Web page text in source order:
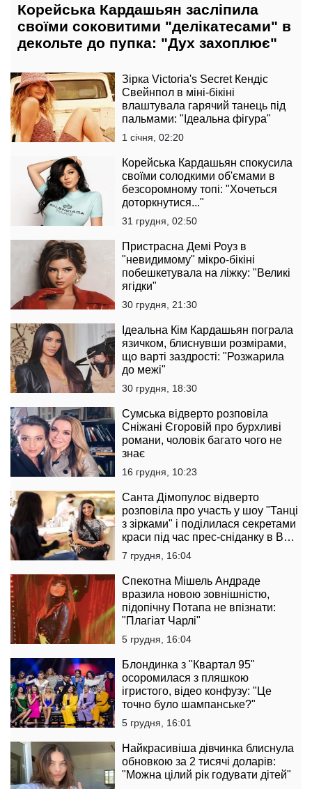
Корейська Кардашьян засліпила
своїми соковитими "делікатесами" в
декольте до пупка: "Дух захоплює"
Зірка Victoria's Secret Кендіс
Свейнпол в міні-бікіні
влаштувала гарячий танець під
пальмами: "Ідеальна фігура"
1 січня, 02:20
Корейська Кардашьян спокусила
своїми солодкими об'ємами в
безсоромному топі: "Хочеться
доторкнутися..."
31 грудня, 02:50
Пристрасна Демі Роуз в
"невидимому" мікро-бікіні
побешкетувала на ліжку: "Великі
ягідки"
30 грудня, 21:30
Ідеальна Кім Кардашьян пограла
язичком, блиснувши розмірами,
що варті заздрості: "Розжарила
до межі"
30 грудня, 18:30
Сумська відверто розповіла
Сніжані Єгоровій про бурхливі
романи, чоловік багато чого не
знає
16 грудня, 10:23
Санта Дімопулос відверто
розповіла про участь у шоу "Танці
з зірками" і поділилася секретами
краси під час прес-сніданку в B
Boutique Bar
7 грудня, 16:04
Спекотна Мішель Андраде
вразила новою зовнішністю,
підопічну Потапа не впізнати:
"Плагіат Чарлі"
5 грудня, 16:04
Блондинка з "Квартал 95"
осоромилася з пляшкою
ігристого, відео конфузу: "Це
точно було шампанське?"
5 грудня, 16:01
Найкрасивіша дівчинка блиснула
обновкою за 2 тисячі доларів:
"Можна цілий рік годувати дітей"